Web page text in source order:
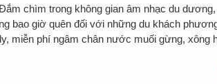
chìm trong không gian âm nhạc du
bao giờ quên đối với những du khách
miễn phí ngâm chân nước muối gừng, xông